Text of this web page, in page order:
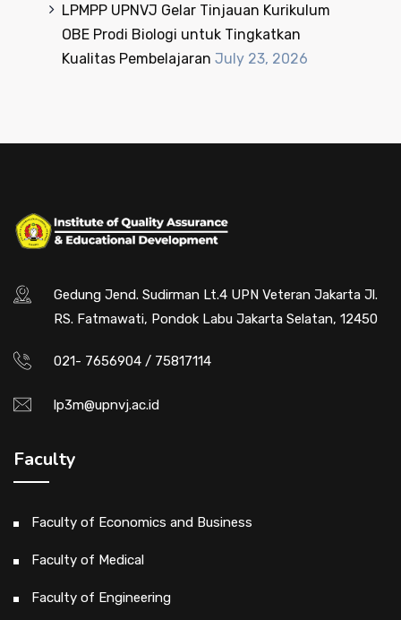
LPMPP UPNVJ Gelar Tinjauan Kurikulum
OBE Prodi Biologi untuk Tingkatkan
Kualitas Pembelajaran July 23, 2026
Gedung Jend. Sudirman Lt.4 UPN Veteran Jakarta Jl.
RS. Fatmawati, Pondok Labu Jakarta Selatan, 12450
021- 7656904 / 75817114
lp3m@upnvj.ac.id
Faculty
Faculty of Economics and Business
Faculty of Medical
Faculty of Engineering